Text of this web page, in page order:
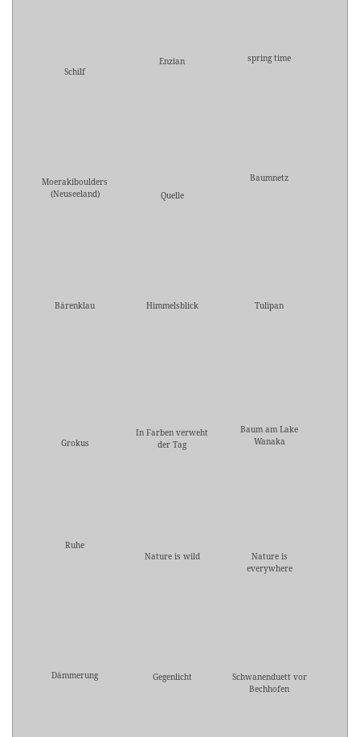
Schilf
Enzian spring time
Moerakiboulders
(Neuseeland)
Quelle
Baumnetz
Bärenklau Himmelsblick Tulipan
Grokus
In Farben verweht
der Tag
Baum am Lake
Wanaka
Ruhe
Nature is wild
Nature is
everywhere
Dämmerung Gegenlicht
Schwanenduett vor
Bechhofen